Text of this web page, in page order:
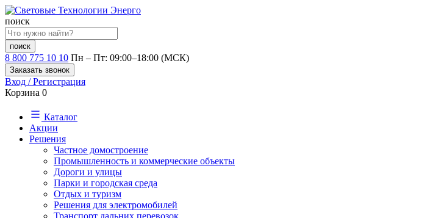
поиск
поиск
8 800 775 10 10 Пн – Пт: 09:00–18:00 (МСК)
Заказать звонок
Вход / Регистрация
Корзина 0
Каталог
Акции
Решения
Частное домостроение
Промышленность и коммерческие объекты
Дороги и улицы
Парки и городская среда
Отдых и туризм
Решения для электромобилей
Транспорт дальних перевозок